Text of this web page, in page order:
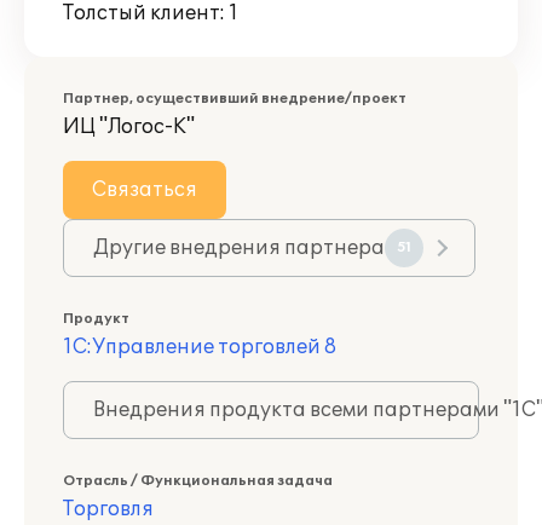
Толстый клиент: 1
Партнер, осуществивший внедрение/проект
ИЦ "Логос-К"
Связаться
Другие внедрения партнера 51
Продукт
1С:Управление торговлей 8
Внедрения продукта всеми партнерами
Отрасль / Функциональная задача
Торговля